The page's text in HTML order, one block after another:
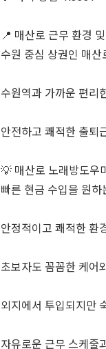
📍 매산로 근무 환경
수원 중심 상권인 매산
수원역과 가까운 편리
안전하고 쾌적한 출퇴
💡 매산로 노래방도우
빠른 현금 수입을 원하
안정적이고 쾌적한 환
초보자도 꼼꼼한 케어
외지에서 투입되지만
자유로운 근무 스케줄